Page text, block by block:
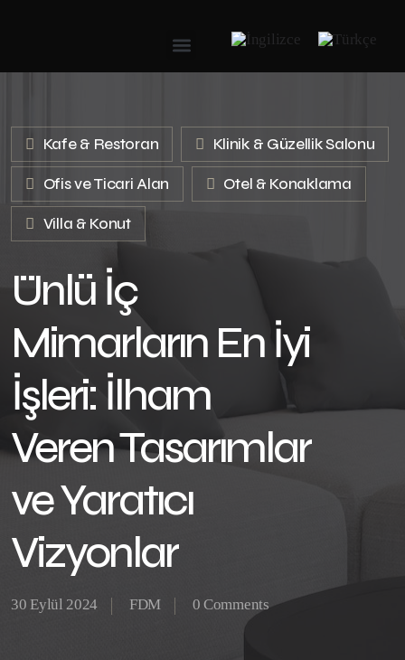
Kafe & Restoran Klinik & Güzellik Salonu
Ofis ve Ticari Alan Otel & Konaklama
Villa & Konut
Ünlü İç
Mimarların En İyi
İşleri: İlham
Veren Tasarımlar
ve Yaratıcı
Vizyonlar
30 Eylül 2024 FDM 0 Comments